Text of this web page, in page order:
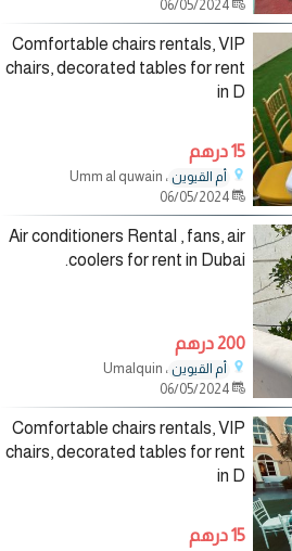
Comfortable chairs rentals, VIP
chairs, decorated tables for rent
in D
15 درهم
أم القيوين ، Umm al quwain
Air conditioners Rental , fans, air
coolers for rent in Dubai.
200 درهم
أم القيوين ، Umalquin
Comfortable chairs rentals, VIP
chairs, decorated tables for rent
in D
15 درهم